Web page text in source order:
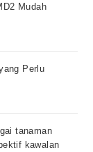
Mudah
Perlu
tanaman
kawalan